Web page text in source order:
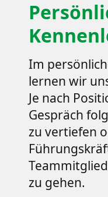
Im
lernen wir
Je nach
Gespräch
zu vertiefen
zu gehen.